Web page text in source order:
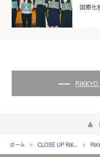
国際化
ホーム CLOSE UP RIK...